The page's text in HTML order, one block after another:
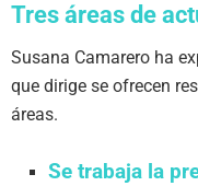
Tres áreas de
Susana Camarero ha
que dirige se ofrecen
áreas.
Se trabaja la